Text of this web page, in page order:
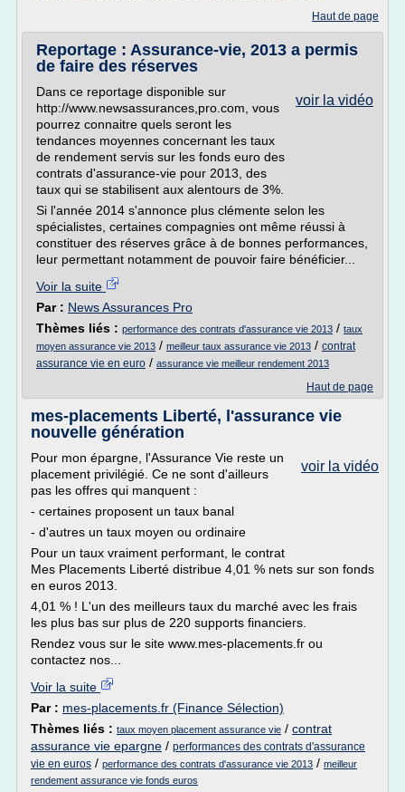
Haut de page
Reportage : Assurance-vie, 2013 a permis
de faire des réserves
voir la vidéo
Dans ce reportage disponible sur
http://www.newsassurances,pro.com, vous
pourrez connaitre quels seront les
tendances moyennes concernant les taux
de rendement servis sur les fonds euro des
contrats d'assurance-vie pour 2013, des
taux qui se stabilisent aux alentours de 3%.
Si l'année 2014 s'annonce plus clémente selon les
spécialistes, certaines compagnies ont même réussi à
constituer des réserves grâce à de bonnes performances,
leur permettant notamment de pouvoir faire bénéficier...
Voir la suite
Par : News Assurances Pro
Thèmes liés : performance des contrats d'assurance vie 2013 / taux
moyen assurance vie 2013 / meilleur taux assurance vie 2013 / contrat
assurance vie en euro / assurance vie meilleur rendement 2013
Haut de page
mes-placements Liberté, l'assurance vie
nouvelle génération
voir la vidéo
Pour mon épargne, l'Assurance Vie reste un
placement privilégié. Ce ne sont d'ailleurs
pas les offres qui manquent :
- certaines proposent un taux banal
- d'autres un taux moyen ou ordinaire
Pour un taux vraiment performant, le contrat
Mes Placements Liberté distribue 4,01 % nets sur son fonds
en euros 2013.
4,01 % ! L'un des meilleurs taux du marché avec les frais
les plus bas sur plus de 220 supports financiers.
Rendez vous sur le site www.mes-placements.fr ou
contactez nos...
Voir la suite
Par : mes-placements.fr (Finance Sélection)
Thèmes liés : taux moyen placement assurance vie / contrat
assurance vie epargne / performances des contrats d'assurance
vie en euros / performance des contrats d'assurance vie 2013 / meilleur
rendement assurance vie fonds euros